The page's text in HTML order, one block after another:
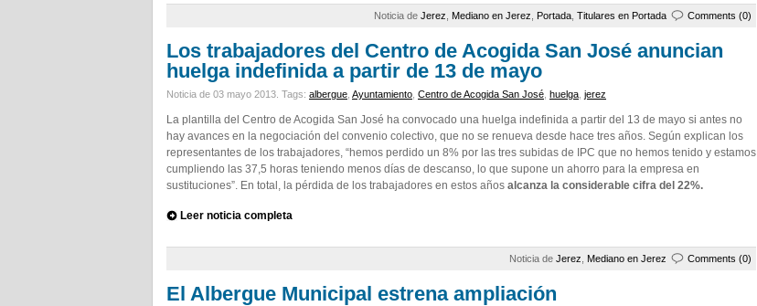
Noticia de Jerez Mediano en Jerez Portada Titulares en Portada Comments (0)
Los trabajadores del Centro de Acogida San José anuncian
huelga indefinida a partir de 13 de mayo
Noticia de 03 mayo 2013. Tags: albergue Ayuntamiento Centro de Acogida San José huelga jerez
La plantilla del Centro de Acogida San José ha convocado una huelga indefinida a partir del 13 de mayo si antes no
hay avances en la negociación del convenio colectivo, que no se renueva desde hace tres años. Según explican los
representantes de los trabajadores, “hemos perdido un 8% por las tres subidas de IPC que no hemos tenido y estamos
cumpliendo las 37,5 horas teniendo menos días de descanso, lo que supone un ahorro para la empresa en
sustituciones”. En total, la pérdida de los trabajadores en estos años alcanza la considerable cifra del 22%.
Leer noticia completa
Noticia de Jerez Mediano en Jerez Comments (0)
El Albergue Municipal estrena ampliación